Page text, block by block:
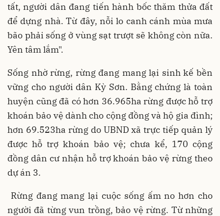
tất, người dân đang tiến hành bốc thăm thửa đất
để dựng nhà. Từ đây, nỗi lo canh cánh mùa mưa
bão phải sống ở vùng sạt trượt sẽ không còn nữa.
Yên tâm lắm".
Sống nhờ rừng, rừng đang mang lại sinh kế bền
vững cho người dân Kỳ Sơn. Bằng chứng là toàn
huyện cũng đã có hơn 36.965ha rừng được hỗ trợ
khoán bảo vệ dành cho cộng đồng và hộ gia đình;
hơn 69.523ha rừng do UBND xã trực tiếp quản lý
được hỗ trợ khoán bảo vệ; chưa kể, 170 cộng
đồng dân cư nhận hỗ trợ khoán bảo vệ rừng theo
dự án 3.
Rừng đang mang lại cuộc sống ấm no hơn cho
người đã từng vun trồng, bảo vệ rừng. Từ những